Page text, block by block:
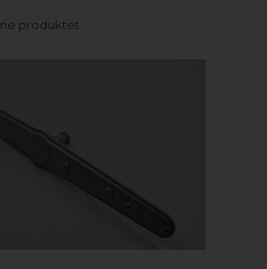
produktet